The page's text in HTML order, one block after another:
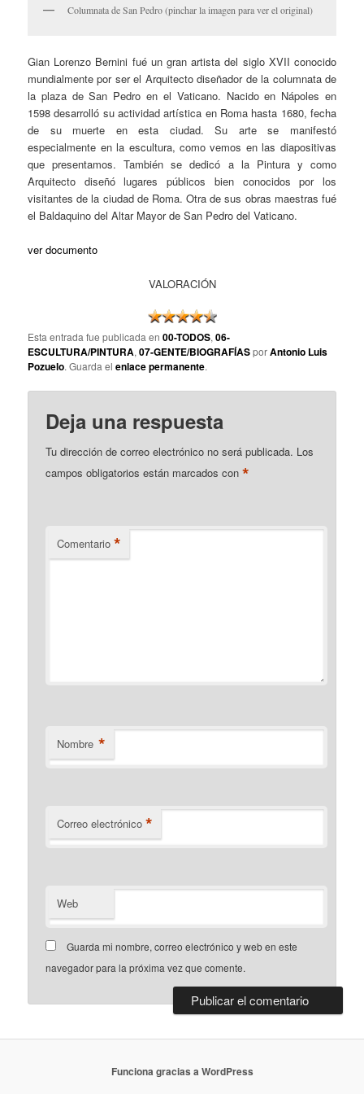
Columnata de San Pedro (pinchar la imagen para ver el original)
Gian Lorenzo Bernini fué un gran artista del siglo XVII conocido
mundialmente por ser el Arquitecto diseñador de la columnata de
la plaza de San Pedro en el Vaticano. Nacido en Nápoles en
1598 desarrolló su actividad artística en Roma hasta 1680, fecha
de su muerte en esta ciudad. Su arte se manifestó
especialmente en la escultura, como vemos en las diapositivas
que presentamos. También se dedicó a la Pintura y como
Arquitecto diseñó lugares públicos bien conocidos por los
visitantes de la ciudad de Roma. Otra de sus obras maestras fué
el Baldaquino del Altar Mayor de San Pedro del Vaticano.
ver documento
VALORACIÓN
Esta entrada fue publicada en00-TODOS,06-
ESCULTURA/PINTURA,07-GENTE/BIOGRAFÍASporAntonio Luis
Pozuelo. Guarda elenlace permanente.
Deja una respuesta
Tu dirección de correo electrónico no será publicada. Los
campos obligatorios están marcados con*
Comentario *
Nombre *
Correo electrónico *
Web
Guarda mi nombre, correo electrónico y web en este
navegador para la próxima vez que comente.
Funciona gracias a WordPress